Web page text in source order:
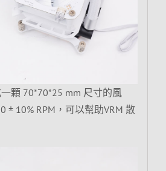
顆 70*70*25 mm 尺寸的風
± 10% RPM，可以幫助VRM 散